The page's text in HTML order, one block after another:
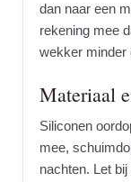
dan naar een
rekening mee
wekker minder
Materiaal
Siliconen
mee,
nachten. Let